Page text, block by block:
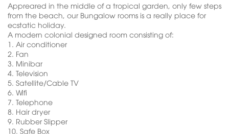
Appreared in the middle of a tropical garden, only few steps
from the beach, our Bungalow rooms is a really place for
ecstatic holiday.
A modern colonial designed room consisting of:
1. Air conditioner
2. Fan
3. Minibar
4. Television
5. Satellite/Cable TV
6. Wifi
7. Telephone
8. Hair dryer
9. Rubber Slipper
10. Safe Box